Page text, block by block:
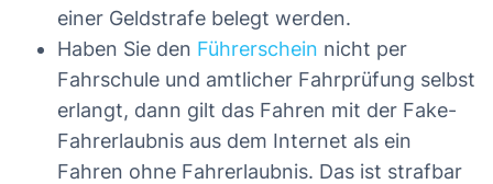
einer Geldstrafe belegt werden.
Haben Sie den Führerschein nicht per
Fahrschule und amtlicher Fahrprüfung selbst
erlangt, dann gilt das Fahren mit der Fake-
Fahrerlaubnis aus dem Internet als ein
Fahren ohne Fahrerlaubnis. Das ist strafbar